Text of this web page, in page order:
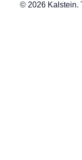
© 2026 Kalstein.